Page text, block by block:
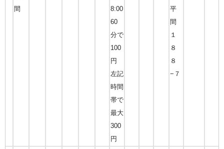
間
8:00
60
分で
100
円
左記
時間
帯で
最大
300
円
平
間
１
８
８
−７